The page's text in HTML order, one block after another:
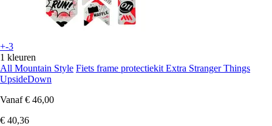
+-3
1 kleuren
All Mountain Style Fiets frame protectiekit Extra Stranger Things
UpsideDown
Vanaf € 46,00
€ 40,36